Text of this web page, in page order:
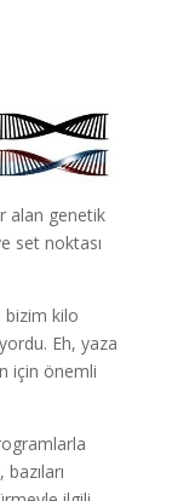
alan genetik
set noktası
bizim kilo
Eh, yaza
için önemli